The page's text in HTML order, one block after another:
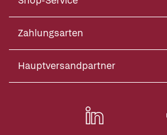
Zahlungsarten
Hauptversandpartner